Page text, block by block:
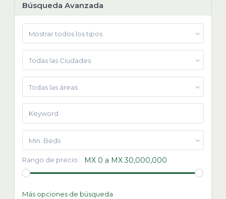
Búsqueda Avanzada
Mostrar todos los tipos
Todas las Ciudades
Todas las áreas
Min. Beds
Rango de precio: MX 0 a MX 30,000,000
Más opciones de búsqueda